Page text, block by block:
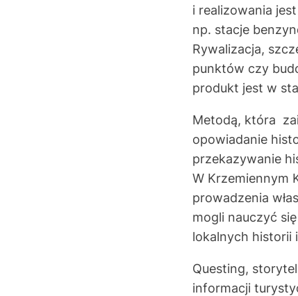
i realizowania
np. stacje
Rywalizacja,
punktów czy
produkt jest w
Metodą, która
opowiadanie
przekazywanie
W Krzemiennym
prowadzenia
mogli nauczyć
lokalnych historii
Questing,
informacji